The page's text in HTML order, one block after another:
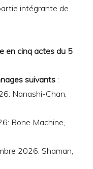
intégrante de
en cinq actes du 5
suivants :
Nanashi-Chan,
Bone Machine,
2026: Shaman,